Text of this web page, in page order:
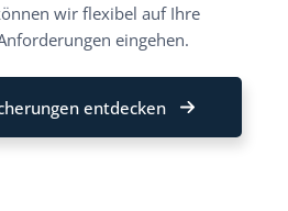
wir flexibel auf Ihre
eingehen.
entdecken